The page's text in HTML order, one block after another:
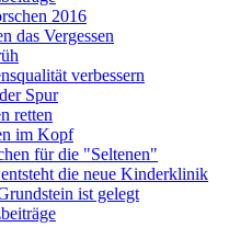
2016
das Vergessen
verbessern
Spur
retten
im Kopf
für die "Seltenen"
die neue Kinderklinik
ist gelegt